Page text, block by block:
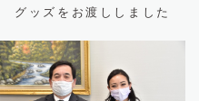
グッズをお渡ししました